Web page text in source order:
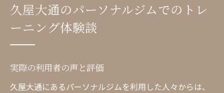
久屋大通のパーソナルジムでのトレ
ーニング体験談
実際の利用者の声と評価
久屋大通にあるパーソナルジムを利用した人々からは、